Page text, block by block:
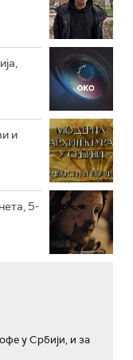
и
5-
у Србији, и за